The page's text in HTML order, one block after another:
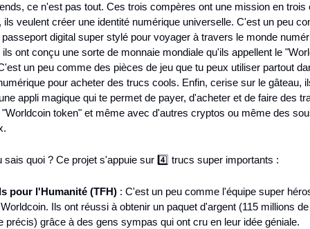
ce n'est pas tout. Ces trois compères ont une mission en trois
ils veulent créer une identité numérique universelle. C'est un peu
digital super stylé pour voyager à travers le monde
ont conçu une sorte de monnaie mondiale qu'ils appellent le
un peu comme des pièces de jeu que tu peux utiliser partout
pour acheter des trucs cools. Enfin, cerise sur le gâteau,
appli magique qui te permet de payer, d'acheter et de faire des
token" et même avec d'autres cryptos ou même des
sais quoi ? Ce projet s'appuie sur 4️⃣ trucs super importants :
pour l'Humanité (TFH) : C'est un peu comme l'équipe super
Ils ont réussi à obtenir un paquet d'argent (115 millions
précis) grâce à des gens sympas qui ont cru en leur idée géniale.